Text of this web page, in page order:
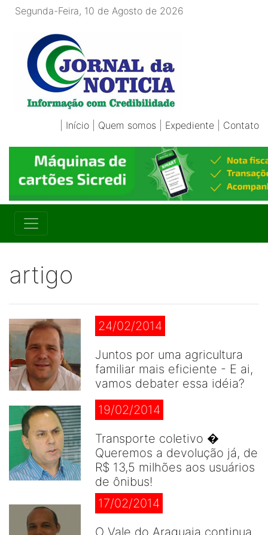
Segunda-Feira, 10 de Agosto de 2026
Início Quem somos Expediente Contato
artigo
24/02/2014
Juntos por uma agricultura
familiar mais eficiente - E ai,
vamos debater essa idéia?
19/02/2014
Transporte coletivo �
Queremos a devolução já, de
R$ 13,5 milhões aos usuários
de ônibus!
17/02/2014
O Vale do Araguaia continua